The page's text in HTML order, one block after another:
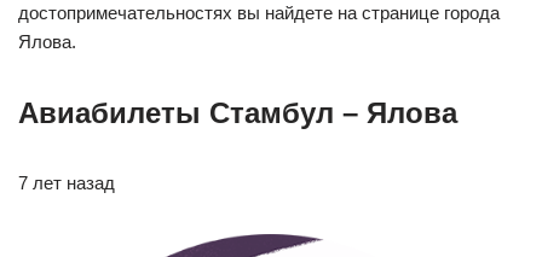
достопримечательностях вы найдете на странице города
Ялова.
Авиабилеты Стамбул – Ялова
7 лет назад